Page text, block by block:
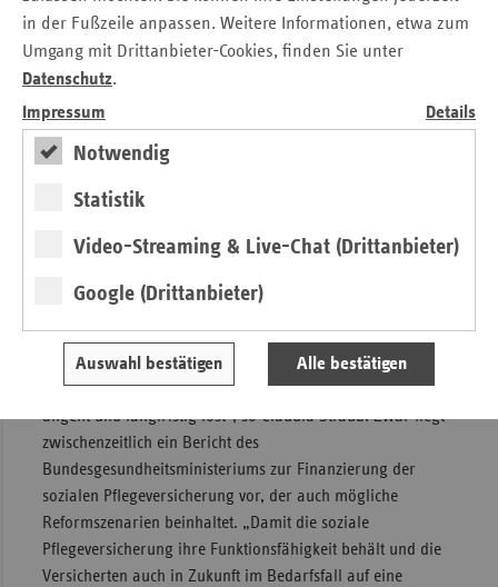
in der Fußzeile anpassen. Weitere Informationen, etwa zum
Umgang mit Drittanbieter-Cookies, finden Sie unter
Datenschutz.
Impressum
Details
Notwendig
Statistik
Video-Streaming & Live-Chat (Drittanbieter)
Google (Drittanbieter)
Auswahl bestätigen Alle bestätigen
Pflegekasse einen Zuschuss, der von der Aufenthaltsdauer
im Pflegeheim abhängt und zu Jahresbeginn erhöht wurde.
„Dieser Schritt konnte den doch deutlichen Anstieg der
Eigenanteile in den vergangenen Jahren spürbar bremsen.
Aber auch durch die Erhöhung des Zuschusses gelang es
nicht, den Trend der stetig steigenden Eigenanteile zu
Politik muss jetzt handeln
Ein einfaches Weiter so sei daher nicht mehr möglich.
„Pflege ist und bleibt eine gesamtgesellschaftliche Aufgabe,
die nicht allein von den Versicherten gestemmt werden
darf. Daher ist es höchste Zeit für eine tragfähige
Pflegereform aus einem Guss, die die zentralen Probleme
angeht und langfristig löst“, so Claudia Straub. Zwar liegt
zwischenzeitlich ein Bericht des
Bundesgesundheitsministeriums zur Finanzierung der
sozialen Pflegeversicherung vor, der auch mögliche
Reformszenarien beinhaltet. „Damit die soziale
Pflegeversicherung ihre Funktionsfähigkeit behält und die
Versicherten auch in Zukunft im Bedarfsfall auf eine